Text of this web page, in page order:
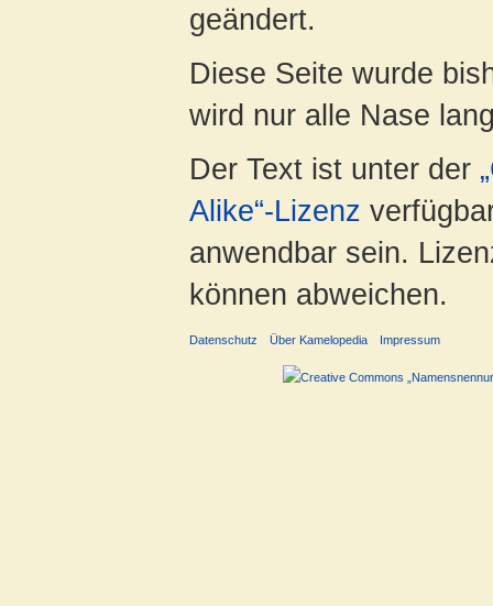
geändert.
Diese Seite wurde
wird nur alle Nase
Der Text ist unter der
Alike“-Lizenz
anwendbar sein.
können abweichen.
Datenschutz Über Kamelopedia Impressum